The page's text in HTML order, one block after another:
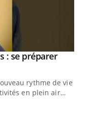
: se préparer
rythme de vie !
en plein air…